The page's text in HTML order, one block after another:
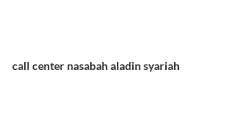
call center nasabah aladin syariah